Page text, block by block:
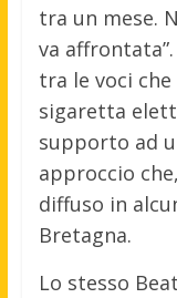
tra un mese.
va
tra le voci
sigaretta
supporto ad
approccio
diffuso in
Bretagna.
Lo stesso